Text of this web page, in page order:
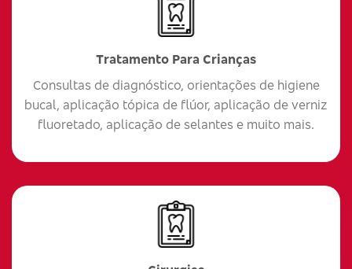
Tratamento Para Crianças
Consultas de diagnóstico, orientações de higiene
bucal, aplicação tópica de flúor, aplicação de verniz
fluoretado, aplicação de selantes e muito mais.